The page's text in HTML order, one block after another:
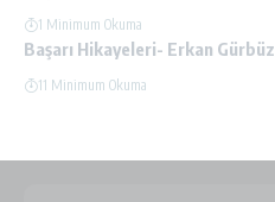
1 Minimum Okuma
Başarı Hikayeleri- Erkan Gürbüz
11 Minimum Okuma